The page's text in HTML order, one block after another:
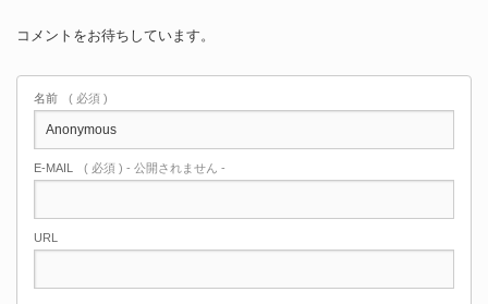
コメントをお待ちしています。
名前 ( 必須 )
E-MAIL ( 必須 ) - 公開されません -
URL